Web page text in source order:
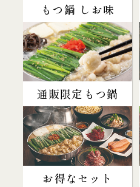
もつ鍋 しお味
通販限定もつ鍋
お得なセット